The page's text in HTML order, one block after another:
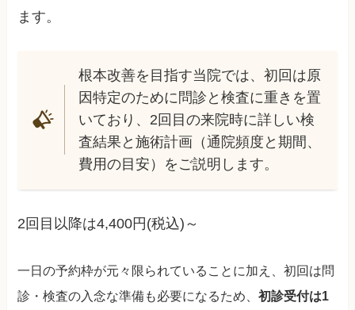
ます。
根本改善を目指す当院では、初回は原
因特定のために問診と検査に重きを置
いており、2回目の来院時に詳しい検
査結果と施術計画（通院頻度と期間、
費用の目安）をご説明します。
2回目以降は4,400円(税込)～
一日の予約枠が元々限られていることに加え、初回は問
診・検査の入念な準備も必要になるため、初診受付は1